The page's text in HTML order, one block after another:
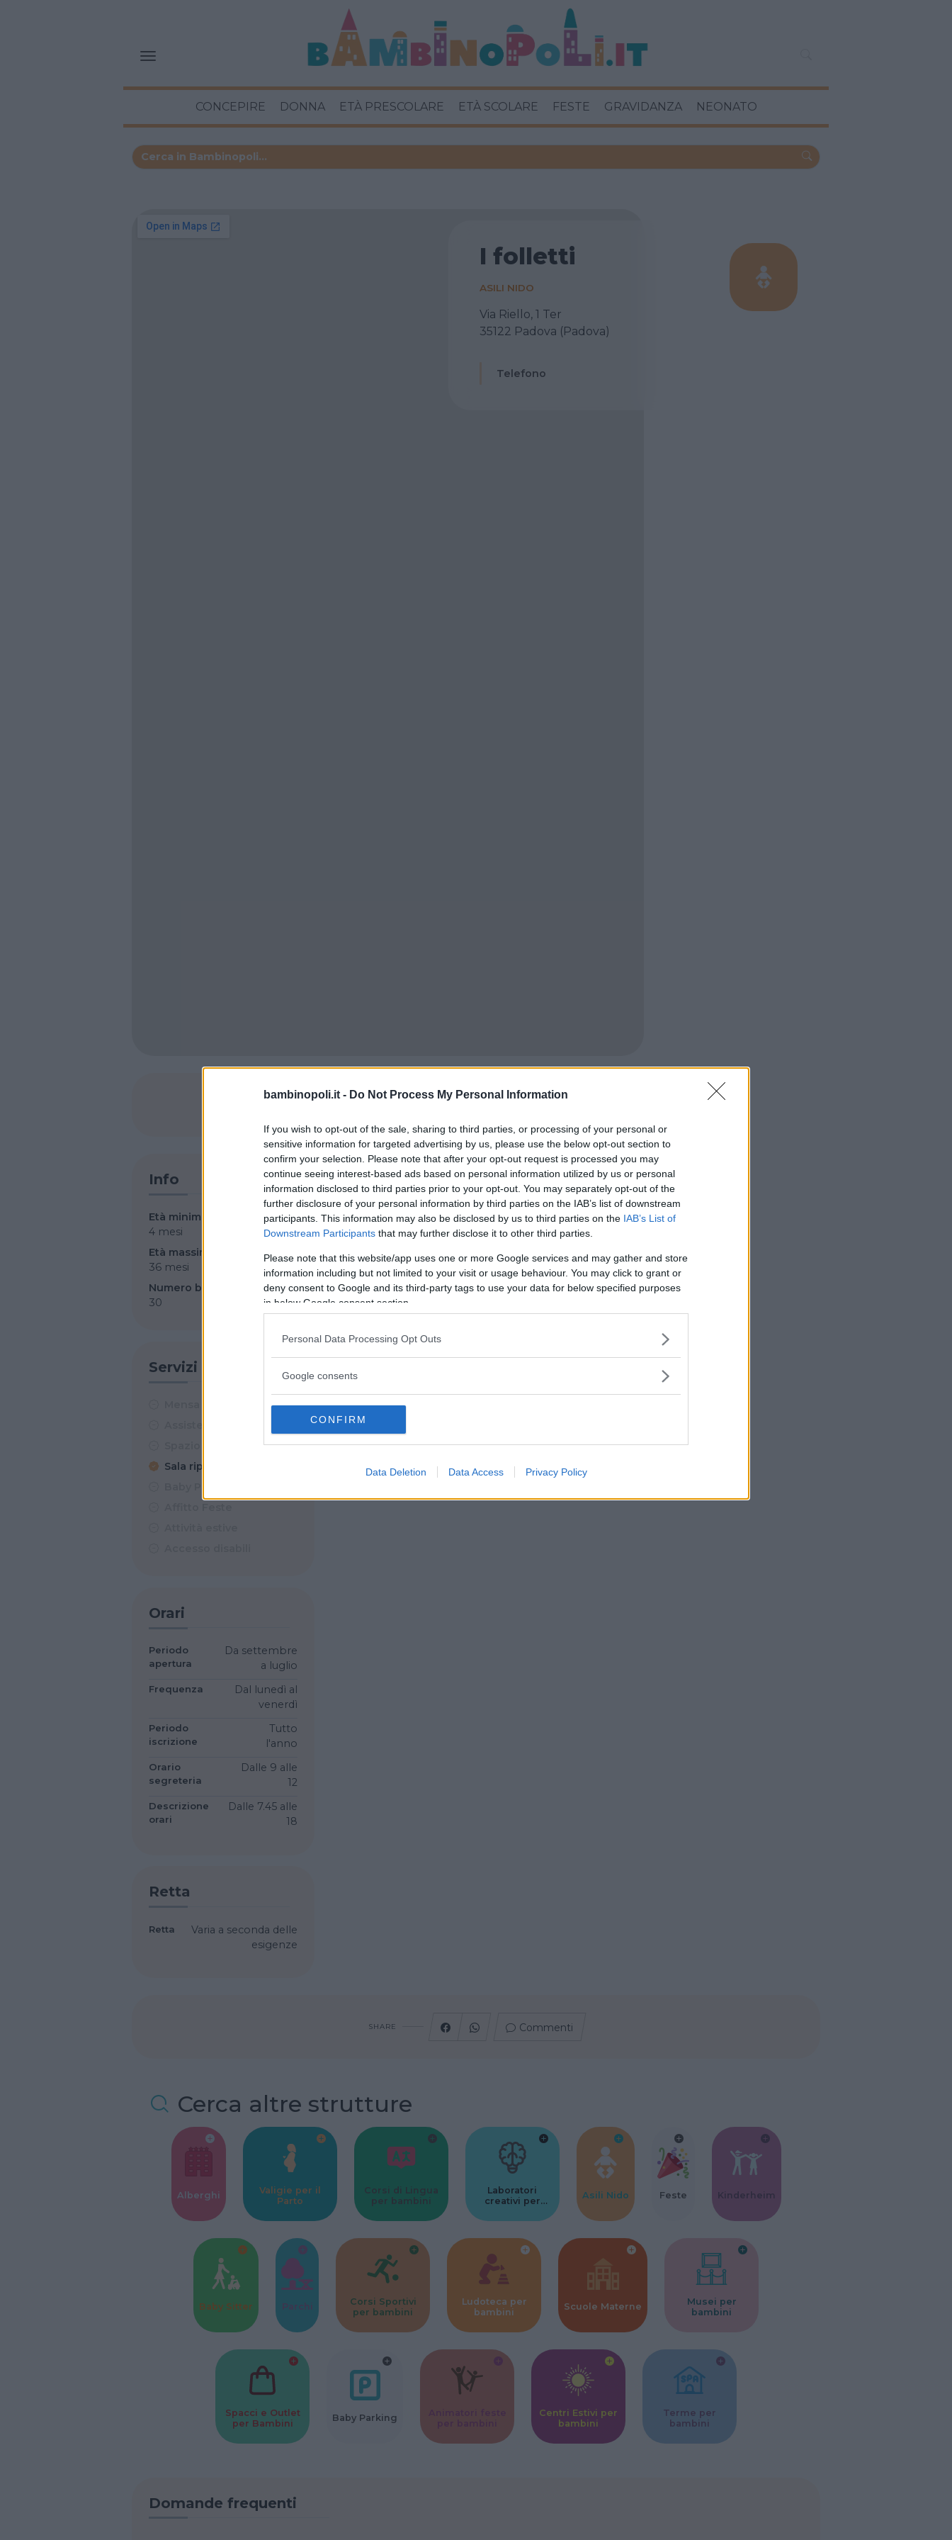
bambinopoli.it - Do Not Process My Personal Information
If you wish to opt-out of the sale, sharing to third parties, or processing of your personal or
sensitive information for targeted advertising by us, please use the below opt-out section to
confirm your selection. Please note that after your opt-out request is processed you may
continue seeing interest-based ads based on personal information utilized by us or personal
information disclosed to third parties prior to your opt-out. You may separately opt-out of the
further disclosure of your personal information by third parties on the IAB’s list of downstream
participants. This information may also be disclosed by us to third parties on the IAB’s List of
Downstream Participants that may further disclose it to other third parties.
Please note that this website/app uses one or more Google services and may gather and store
information including but not limited to your visit or usage behaviour. You may click to grant or
deny consent to Google and its third-party tags to use your data for below specified purposes
in below Google consent section.
Personal Data Processing Opt Outs
Google consents
CONFIRM
Data Deletion Data Access Privacy Policy
CONCEPIRE DONNA ETÀ PRESCOLARE ETÀ SCOLARE FESTE GRAVIDANZA NEONATO
I folletti
ASILI NIDO
Via Riello, 1 Ter
35122 Padova (Padova)
Telefono
Info
Età minima per iscrizione
4 mesi
Età massima per iscrizione
36 mesi
Numero bambini totale
30
Servizi
Sala riposino
Orari
Periodo
apertura
Da settembre
a luglio
Frequenza
Dal lunedì al
venerdì
Periodo
iscrizione
Tutto
l'anno
Orario
segreteria
Dalle 9 alle
12
Descrizione
orari
Dalle 7.45 alle
18
Retta
Retta
Varia a seconda delle
esigenze
Tipo
Commento
170 mq a disposizione dei bambini con area
della nanna, del pasto e delle attività ludico-
motorie.
Mezzi pubblici
SHARE Commenti
Cerca altre strutture
Alberghi
Valigie per il
Parto
Corsi di Lingua
per bambini
Laboratori
creativi per
Asili Nido Feste Kinderheim
Baby Sitter Parchi
Corsi Sportivi
per bambini
Ludoteca per
bambini
Scuole Materne
Musei per
bambini
Spacci e Outlet
per Bambini
Baby Parking
Centri Estivi per
bambini
Terme per
bambini
Domande frequenti